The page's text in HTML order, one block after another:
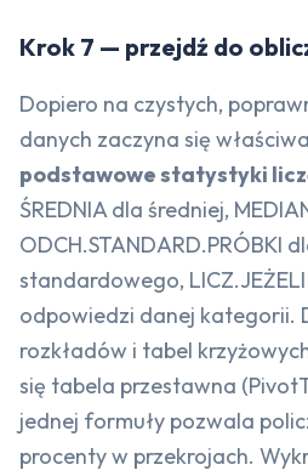
Krok 7 — przejdź do
Dopiero na czystych,
danych zaczyna się
podstawowe statystyki
ŚREDNIA dla średniej,
ODCH.STANDARD.PRÓBKI
standardowego,
odpowiedzi danej kategorii.
rozkładów i tabel
się tabela przestawna
jednej formuły pozwala
procenty w przekrojach.